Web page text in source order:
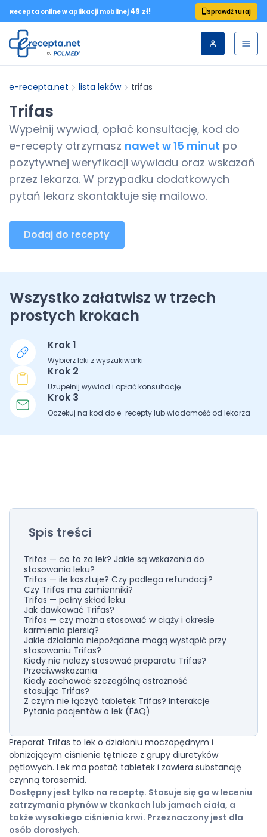
Recepta online w aplikacji mobilnej 49 zł! Sprawdź tutaj
e-recepta.net lista leków trifas
Trifas
Wypełnij wywiad, opłać konsultację, kod do
e-recepty otrzymasz nawet w 15 minut po
pozytywnej weryfikacji wywiadu oraz wskazań
przez lekarza. W przypadku dodatkowych
pytań lekarz skontaktuje się mailowo.
Dodaj do recepty
Wszystko załatwisz w trzech
prostych krokach
Krok 1
Wybierz leki z wyszukiwarki
Krok 2
Uzupełnij wywiad i opłać konsultację
Krok 3
Oczekuj na kod do e-recepty lub wiadomość od lekarza
Preparat Trifas to lek o działaniu moczopędnym i
obniżającym ciśnienie tętnicze z grupy diuretyków
pętlowych. Lek ma postać tabletek i zawiera substancję
czynną torasemid.
Dostępny jest tylko na receptę. Stosuje się go w leceniu
zatrzymania płynów w tkankach lub jamach ciała, a
także wysokiego ciśnienia krwi. Przeznaczony jest dla
osób dorosłych.
Spis treści
Trifas — co to za lek? Jakie są wskazania do
stosowania leku?
Trifas — ile kosztuje? Czy podlega refundacji?
Czy Trifas ma zamienniki?
Trifas — pełny skład leku
Jak dawkować Trifas?
Trifas — czy można stosować w ciąży i okresie
karmienia piersią?
Jakie działania niepożądane mogą wystąpić przy
stosowaniu Trifas?
Kiedy nie należy stosować preparatu Trifas?
Przeciwwskazania
Kiedy zachować szczególną ostrożność
stosując Trifas?
Z czym nie łączyć tabletek Trifas? Interakcje
Pytania pacjentów o lek (FAQ)